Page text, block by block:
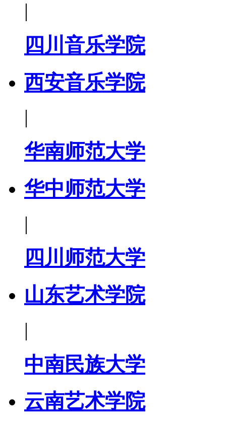
|
四川音乐学院
西安音乐学院
|
华南师范大学
华中师范大学
|
四川师范大学
山东艺术学院
|
中南民族大学
云南艺术学院